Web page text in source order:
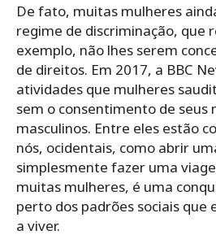
De fato, muitas mulheres
regime de discriminação, que
exemplo, não lhes serem
de direitos. Em 2017, a BBC
atividades que mulheres
sem o consentimento de
masculinos. Entre eles estão
nós, ocidentais, como abrir
simplesmente fazer uma
muitas mulheres, é uma
perto dos padrões sociais que
a viver.